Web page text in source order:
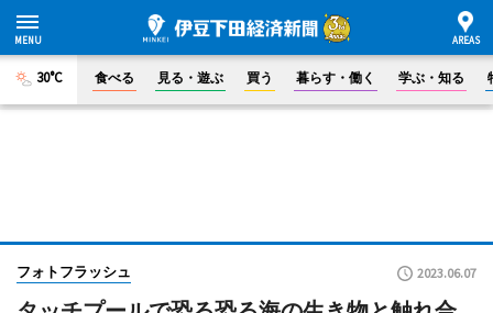
30°C 食べる 見る・遊ぶ 買う 暮らす・働く 学ぶ・知る
フォトフラッシュ 2023.06.07